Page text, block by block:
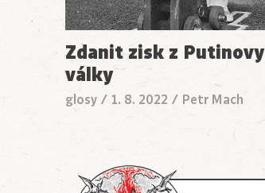
Zdanit zisk z Putinovy
války
glosy / 1. 8. 2022 / Petr Mach